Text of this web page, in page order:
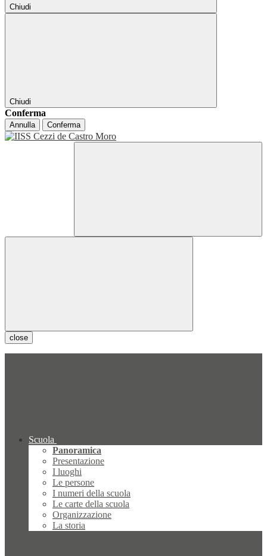
Chiudi
Chiudi
Conferma
Annulla Conferma
close
Scuola
Panoramica
Presentazione
I luoghi
Le persone
I numeri della scuola
Le carte della scuola
Organizzazione
La storia